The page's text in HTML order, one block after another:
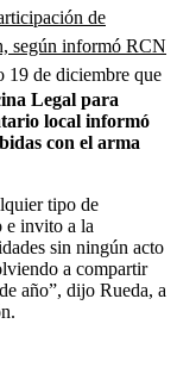
de
según informó RCN
19 de diciembre que
Legal para
local informó
con el arma
tipo de
e invito a la
sin ningún acto
a compartir
año”, dijo Rueda, a